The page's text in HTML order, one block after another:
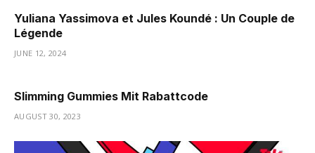
Yuliana Yassimova et Jules Koundé : Un Couple de
Légende
JUNE 12, 2024
Slimming Gummies Mit Rabattcode
AUGUST 30, 2023